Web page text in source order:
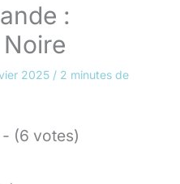
:
2025 / 2 minutes de
(6 votes)